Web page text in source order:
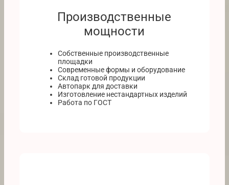
Производственные
мощности
Собственные производственные
площадки
Современные формы и оборудование
Склад готовой продукции
Автопарк для доставки
Изготовление нестандартных изделий
Работа по ГОСТ